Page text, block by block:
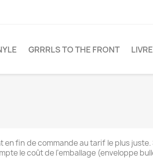
GRRRLS TO THE FRONT
fin de commande au tarif le plus
le coût de l'emballage (enveloppe